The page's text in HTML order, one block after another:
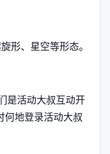
形、星空等形态。
是活动大叔互动开
何地登录活动大叔